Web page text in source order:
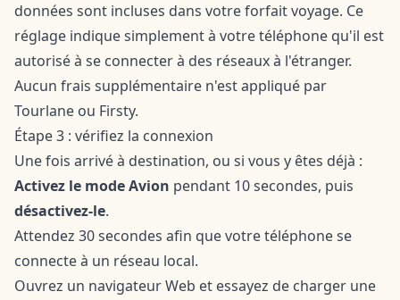
données sont incluses dans votre forfait voyage. Ce
réglage indique simplement à votre téléphone qu'il est
autorisé à se connecter à des réseaux à l'étranger.
Aucun frais supplémentaire n'est appliqué par
Tourlane ou Firsty.
Étape 3 : vérifiez la connexion
Une fois arrivé à destination, ou si vous y êtes déjà :
Activez le mode Avion pendant 10 secondes, puis
désactivez-le.
Attendez 30 secondes afin que votre téléphone se
connecte à un réseau local.
Ouvrez un navigateur Web et essayez de charger une